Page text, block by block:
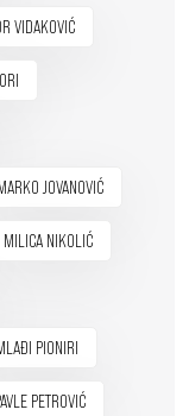
VIDAKOVIĆ
JOVANOVIĆ
MILICA NIKOLIĆ
PIONIRI
PETROVIĆ